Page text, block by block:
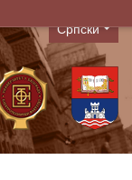
Language
Српски